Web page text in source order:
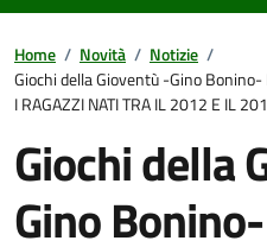
Home / Novità / Notizie /
Giochi della Gioventù -Gino Bonino-
I RAGAZZI NATI TRA IL 2012 E IL
Giochi della
Gino